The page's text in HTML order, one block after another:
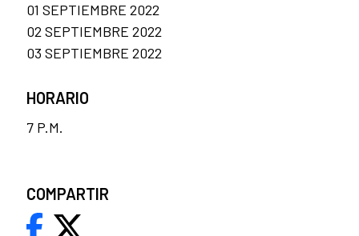
01 SEPTIEMBRE 2022
02 SEPTIEMBRE 2022
03 SEPTIEMBRE 2022
HORARIO
7 P.M.
COMPARTIR